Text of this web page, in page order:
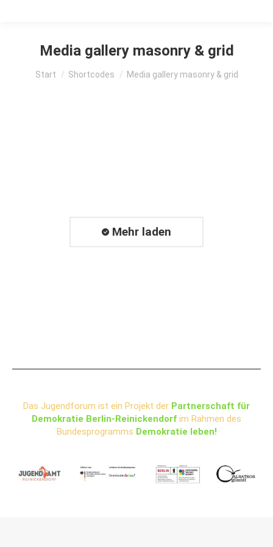
Media gallery masonry & grid
Sie befinden sich hier:
Start Shortcodes Media gallery masonry & grid
Mehr laden
Das Jugendforum ist ein Projekt der Partnerschaft für
Demokratie Berlin-Reinickendorf im Rahmen des
Bundesprogramms Demokratie leben!